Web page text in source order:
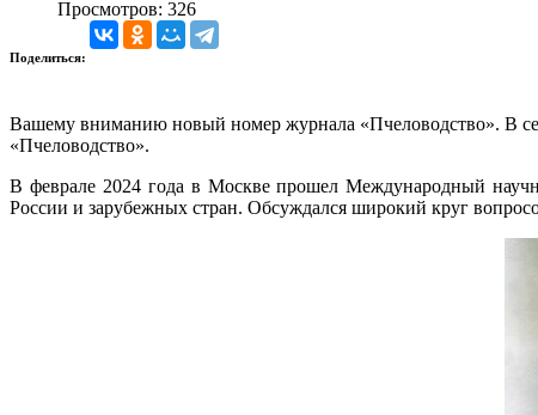
Просмотров: 326
Поделиться:
Вашему вниманию новый номер журнала «Пчеловодство». В
«Пчеловодство».
В феврале 2024 года в Москве прошел Международный
России и зарубежных стран. Обсуждался широкий круг